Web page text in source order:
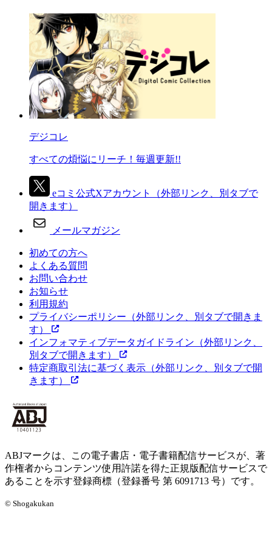
デジコレ
すべての煩悩にリーチ！毎週更新!!
eコミ公式Xアカウント
（外部リンク、別タブで
開きます）
メールマガジン
初めての方へ
よくある質問
お問い合わせ
お知らせ
利用規約
プライバシーポリシー （外部リンク、別タブで開きま
す）
インフォマティブデータガイドライン （外部リンク、
別タブで開きます）
特定商取引法に基づく表示 （外部リンク、別タブで開
きます）
ABJマークは、この電子書店・電子書籍配信サービスが、著
作権者からコンテンツ使用許諾を得た正規版配信サービスで
あることを示す登録商標（登録番号 第 6091713 号）です。
© Shogakukan